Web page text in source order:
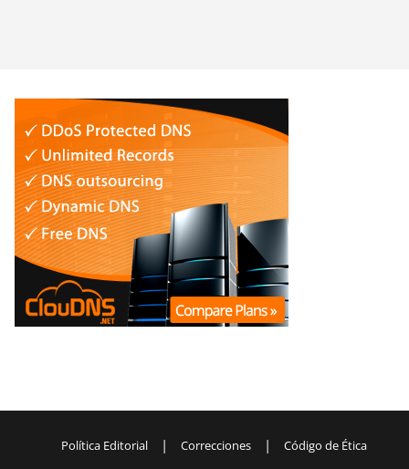
Política Editorial | Correcciones | Código de Ética